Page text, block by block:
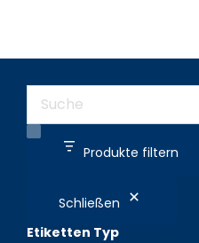
Produkte filtern
Schließen
Etiketten Typ